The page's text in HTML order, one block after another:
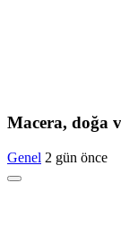
Macera, doğa
Genel 2 gün önce